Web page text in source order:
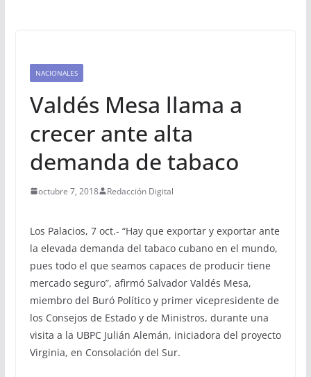
NACIONALES
Valdés Mesa llama a
crecer ante alta
demanda de tabaco
octubre 7, 2018 Redacción Digital
Los Palacios, 7 oct.- “Hay que exportar y exportar ante
la elevada demanda del tabaco cubano en el mundo,
pues todo el que seamos capaces de producir tiene
mercado seguro”, afirmó Salvador Valdés Mesa,
miembro del Buró Político y primer vicepresidente de
los Consejos de Estado y de Ministros, durante una
visita a la UBPC Julián Alemán, iniciadora del proyecto
Virginia, en Consolación del Sur.